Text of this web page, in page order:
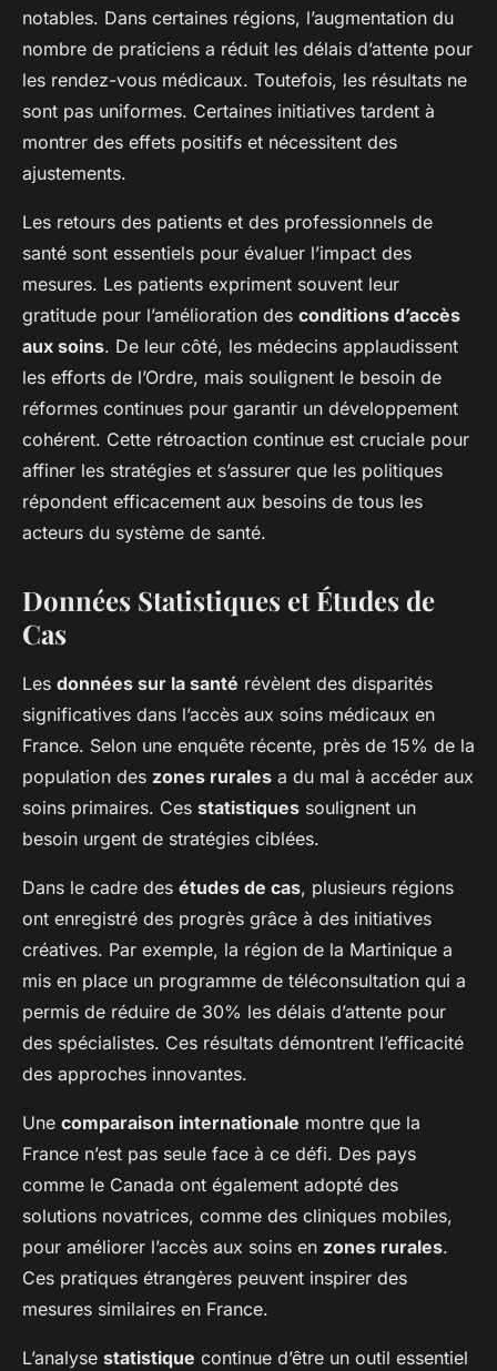
notables. Dans certaines régions, l’augmentation du
nombre de praticiens a réduit les délais d’attente pour
les rendez-vous médicaux. Toutefois, les résultats ne
sont pas uniformes. Certaines initiatives tardent à
montrer des effets positifs et nécessitent des
ajustements.
Les retours des patients et des professionnels de
santé sont essentiels pour évaluer l’impact des
mesures. Les patients expriment souvent leur
gratitude pour l’amélioration des conditions d’accès
aux soins. De leur côté, les médecins applaudissent
les efforts de l’Ordre, mais soulignent le besoin de
réformes continues pour garantir un développement
cohérent. Cette rétroaction continue est cruciale pour
affiner les stratégies et s’assurer que les politiques
répondent efficacement aux besoins de tous les
acteurs du système de santé.
Données Statistiques et Études de
Cas
Les données sur la santé révèlent des disparités
significatives dans l’accès aux soins médicaux en
France. Selon une enquête récente, près de 15% de la
population des zones rurales a du mal à accéder aux
soins primaires. Ces statistiques soulignent un
besoin urgent de stratégies ciblées.
Dans le cadre des études de cas, plusieurs régions
ont enregistré des progrès grâce à des initiatives
créatives. Par exemple, la région de la Martinique a
mis en place un programme de téléconsultation qui a
permis de réduire de 30% les délais d’attente pour
des spécialistes. Ces résultats démontrent l’efficacité
des approches innovantes.
Une comparaison internationale montre que la
France n’est pas seule face à ce défi. Des pays
comme le Canada ont également adopté des
solutions novatrices, comme des cliniques mobiles,
pour améliorer l’accès aux soins en zones rurales.
Ces pratiques étrangères peuvent inspirer des
mesures similaires en France.
L’analyse statistique continue d’être un outil essentiel